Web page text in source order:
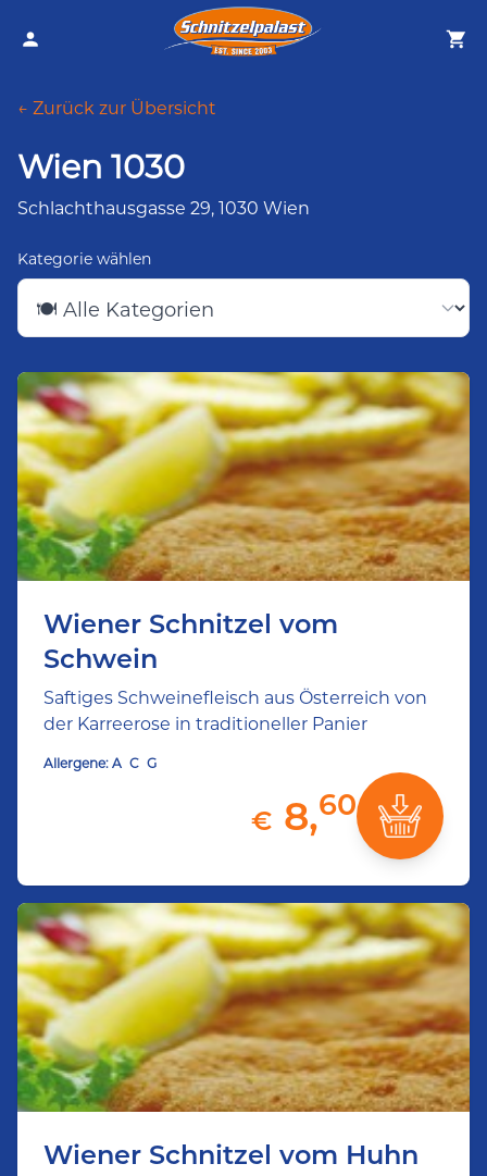
← Zurück zur Übersicht
Wien 1030
Schlachthausgasse 29, 1030 Wien
Kategorie wählen
Wiener Schnitzel vom
Schwein
Saftiges Schweinefleisch aus Österreich von
der Karreerose in traditioneller Panier
Allergene: A C G
€ 8,60
Wiener Schnitzel vom Huhn